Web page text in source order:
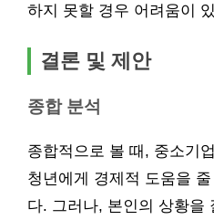
하지 못할 경우 어려움이
결론 및 제안
종합 분석
종합적으로 볼 때, 중소기
청년에게 경제적 도움을
다. 그러나, 본인의 상황을